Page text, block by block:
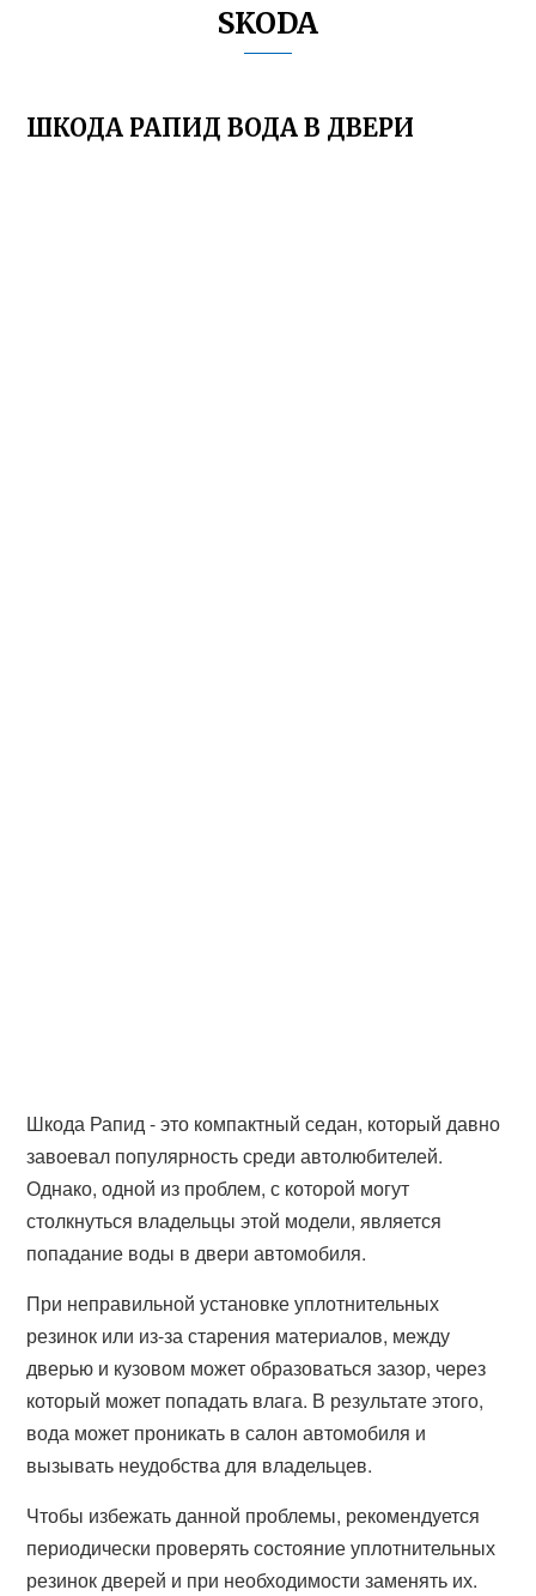
SKODA
ШКОДА РАПИД ВОДА В ДВЕРИ
Шкода Рапид - это компактный седан, который давно
завоевал популярность среди автолюбителей.
Однако, одной из проблем, с которой могут
столкнуться владельцы этой модели, является
попадание воды в двери автомобиля.
При неправильной установке уплотнительных
резинок или из-за старения материалов, между
дверью и кузовом может образоваться зазор, через
который может попадать влага. В результате этого,
вода может проникать в салон автомобиля и
вызывать неудобства для владельцев.
Чтобы избежать данной проблемы, рекомендуется
периодически проверять состояние уплотнительных
резинок дверей и при необходимости заменять их.